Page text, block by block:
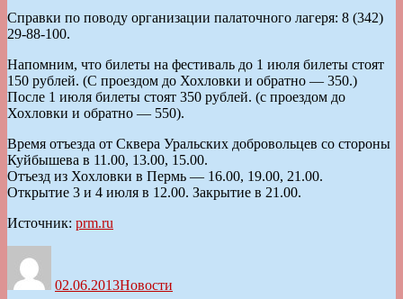
Справки по поводу организации палаточного лагеря: 8 (342)
29-88-100.
Напомним, что билеты на фестиваль до 1 июля билеты стоят
150 рублей. (С проездом до Хохловки и обратно — 350.)
После 1 июля билеты стоят 350 рублей. (с проездом до
Хохловки и обратно — 550).
Время отъезда от Сквера Уральских добровольцев со стороны
Куйбышева в 11.00, 13.00, 15.00.
Отъезд из Хохловки в Пермь — 16.00, 19.00, 21.00.
Открытие 3 и 4 июля в 12.00. Закрытие в 21.00.
Источник: prm.ru
02.06.2013Новости